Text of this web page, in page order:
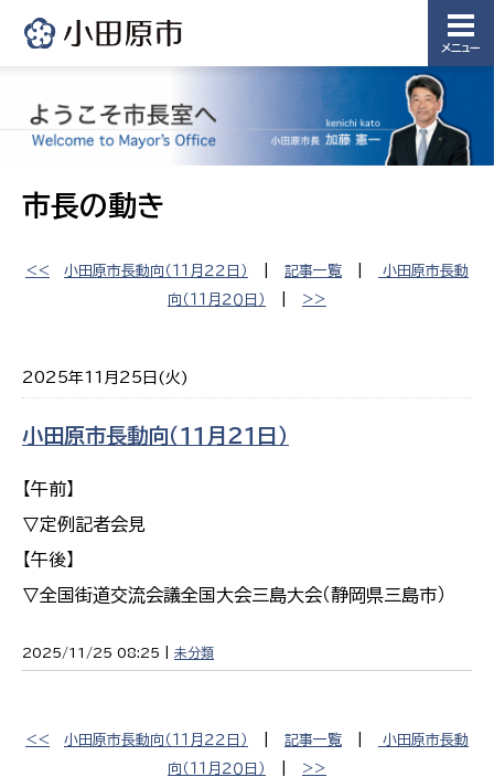
メニュー
市長の動き
<< 小田原市長動向（１１月２２日） 記事一覧
小田原市長動
向（１１月２０日）
>>
2025年11月25日(火)
小田原市長動向（１１月２１日）
【午前】
▽定例記者会見
【午後】
▽全国街道交流会議全国大会三島大会（静岡県三島市）
2025/11/25 08:25 | 未分類
<< 小田原市長動向（１１月２２日） 記事一覧
小田原市長動
向（１１月２０日）
>>